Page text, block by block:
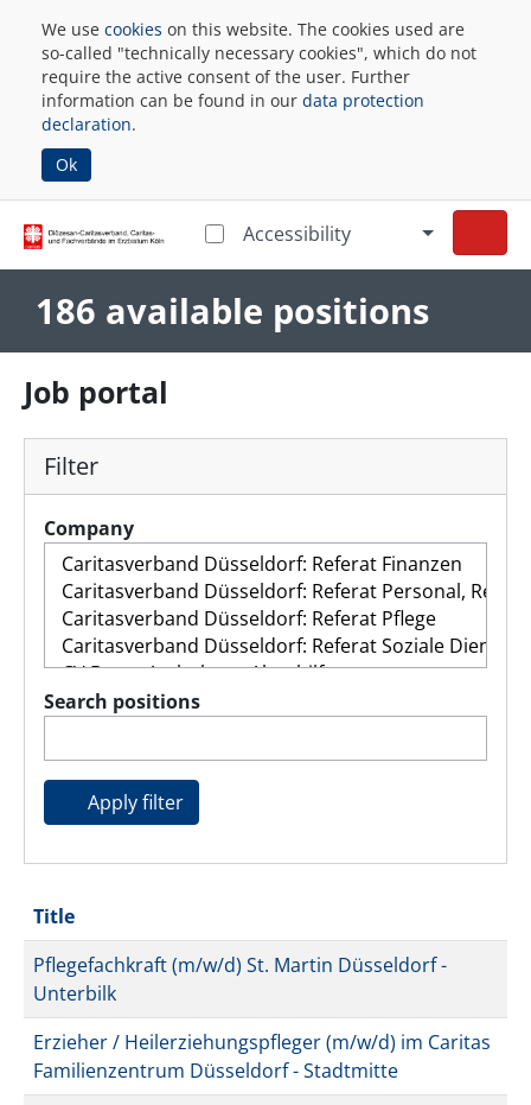
We use cookies on this website. The cookies used are
so-called "technically necessary cookies", which do not
require the active consent of the user. Further
information can be found in our data protection
declaration.
Ok
Accessibility
186 available positions
Job portal
Filter
Company
Search positions
Apply filter
Title
Pflegefachkraft (m/w/d) St. Martin Düsseldorf -
Unterbilk
Erzieher / Heilerziehungspfleger (m/w/d) im Caritas
Familienzentrum Düsseldorf - Stadtmitte